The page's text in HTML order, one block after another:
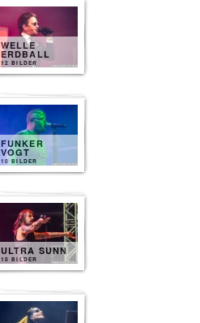
WELLE
ERDBALL
12 BILDER
FUNKER
VOGT
10 BILDER
ULTRA SUNN
10 BILDER